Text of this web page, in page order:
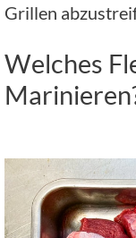
Grillen
Welches